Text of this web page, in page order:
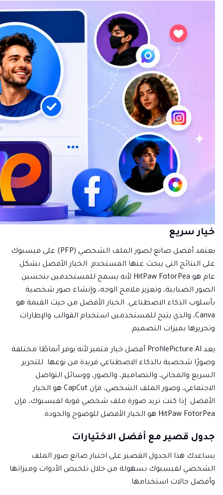
خيار سريع
يعتمد أفضل صانع لصور الملف الشخصي (PFP) على فيسبوك
على النتائج التي يبحث عنها المستخدم. الخيار الأفضل بشكل
عام هو HitPaw FotorPea لأنه يسمح للمستخدمين بتحسين
الصور الضبابية، وتعزيز ملامح الوجه، وإنشاء صور شخصية
بأسلوب الذكاء الاصطناعي. الخيار الأفضل من حيث القيمة هو
Canva، والذي يتيح للمستخدمين استخدام القوالب والإطارات
وتحريرها بميزات التصميم.
يعد ProfilePicture.AI أفضل خيار متميز لأنه يوفر أنماطًا مختلفة
وصورًا شخصية بالذكاء الاصطناعي فريدة من نوعها. للتحرير
السريع والمجاني، والتصاميم، والصور، ووسائل التواصل
الاجتماعي، وصور الملف الشخصي، فإن CapCut هو الخيار
الأفضل. إذا كنت تريد صورة ملف شخصي قوية لفيسبوك، فإن
HitPaw FotorPea هو الخيار الأفضل للوضوح والجودة.
جدول قصير مع أفضل الاختيارات
يساعدك هذا الجدول القصير على اختيار صانع صور الملف
الشخصي لفيسبوك بسهولة من خلال تلخيص الأدوات وميزاتها
وأفضل حالات استخدامها.